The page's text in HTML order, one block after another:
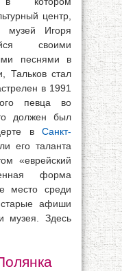
центр,
музей Игоря
своими
песнями в
Тальков стал
в 1991
певца во
должен был
в Санкт-
его таланта
«еврейский
форма
место среди
афиши
музея. Здесь